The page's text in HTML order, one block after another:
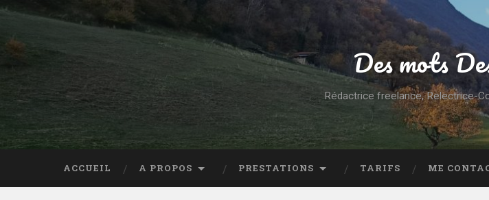
Des mots
Rédactrice freelance, Relectrice-
ACCUEIL A PROPOS PRESTATIONS TARIFS ME